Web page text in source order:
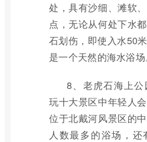
处，具有沙细、滩软
点，无论从何处下水
石划伤，即使入水50
是一个天然的海水浴场
8、老虎石海上
玩十大景区中年轻人
位于北戴河风景区的
人数最多的浴场，还